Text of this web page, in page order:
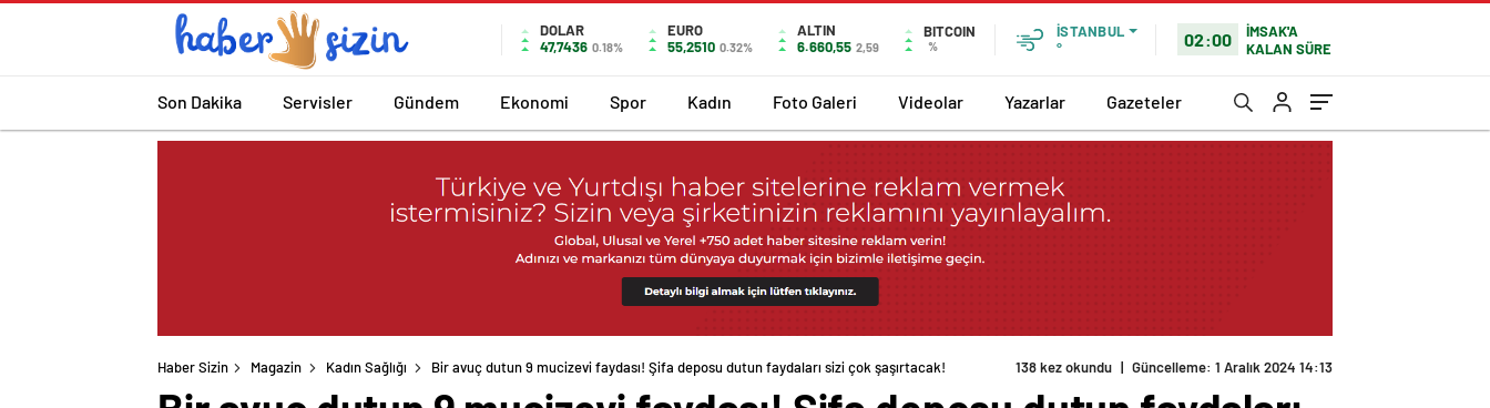
DOLAR
47,7436 0.18%
EURO
55,2510 0.32%
ALTIN
6.660,55 2,59
BITCOIN
%
İSTANBUL
°
02:00
İMSAK'A
KALAN SÜRE
Son Dakika Servisler Gündem Ekonomi Spor Kadın Foto Galeri Videolar Yazarlar Gazeteler
Haber Sizin Magazin Kadın Sağlığı Bir avuç dutun 9 mucizevi faydası! Şifa deposu dutun faydaları sizi çok şaşırtacak! 138 kez okundu | Güncelleme: 1 Aralık 2024 14:13